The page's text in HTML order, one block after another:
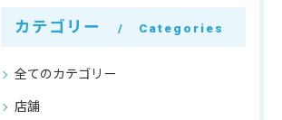
カテゴリー Categories
全てのカテゴリー
店舗